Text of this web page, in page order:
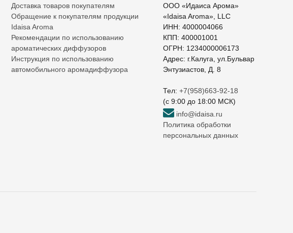
Доставка товаров покупателям
Обращение к покупателям продукции
Idaisa Aroma
Рекомендации по использованию
ароматических диффузоров
Инструкция по использованию
автомобильного аромадиффузора
ООО «Идаиса Арома»
«Idaisa Aroma», LLC
ИНН: 4000004066
КПП: 400001001
ОГРН: 1234000006173
Адрес: г.Калуга, ул.Бульвар
Энтузиастов, Д. 8
Тел:+7(958)663-92-18
(c 9:00 до 18:00 МСК)
info@idaisa.ru
Политика обработки
персональных данных